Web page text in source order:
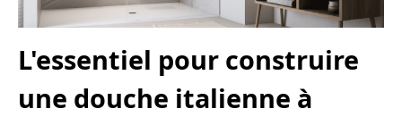
L'essentiel pour construire
une douche italienne à